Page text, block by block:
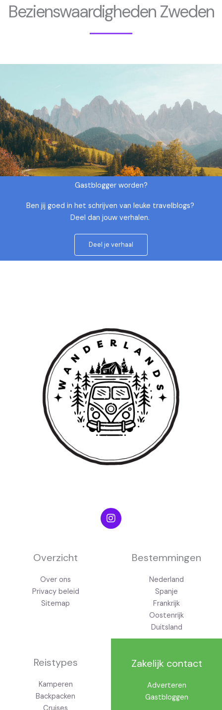
Bezienswaardigheden Zweden
Gastblogger worden?
Ben jij goed in het schrijven van leuke travelblogs?
Deel dan jouw verhalen.
Deel je verhaal
I
n
s
Overzicht
Over ons
Privacy beleid
Sitemap
Bestemmingen
Nederland
Spanje
Frankrijk
Oostenrijk
Duitsland
Reistypes
Kamperen
Backpacken
Zakelijk contact
Adverteren
Gastbloggen